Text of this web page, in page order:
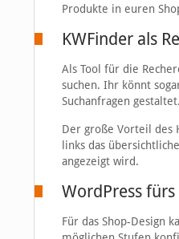
Produkte in euren
KWFinder als
Als Tool für die
suchen. Ihr könnt
Suchanfragen
Der große Vorteil des
links das
angezeigt wird.
WordPress fürs
Für das Shop-Design